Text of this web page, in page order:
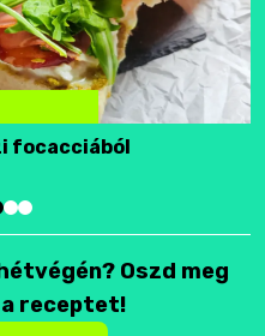
focacciából
Oszd meg
receptet!